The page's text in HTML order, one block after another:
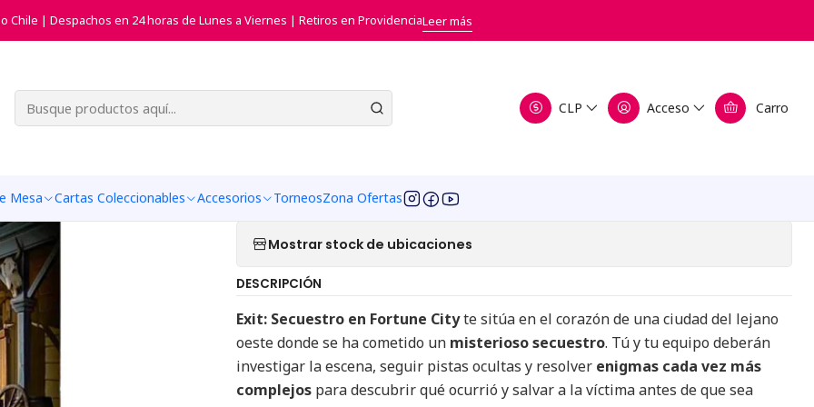
CLP Acceso Carro
Mesa Cartas Coleccionables Accesorios TorneosZona Ofertas
Chile | Despachos en 24 horas de Lunes a Viernes | Retiros en ProvidenciaLeer más
de Mesa Juegos de Estrategia Exit El Juego - Secuestro en Fortune City
Exit El Juego - Secuestro en Fortune
City
Agregar a la lista de favoritos
Mostrar stock de ubicaciones
DESCRIPCIÓN
Exit: Secuestro en Fortune Cityte sitúa en el corazón de una ciudad del lejano
oeste donde se ha cometido un misterioso secuestro. Tú y tu equipo deberán
investigar la escena, seguir pistas ocultas y resolver enigmas cada vez más
complejos para descubrir qué ocurrió y salvar a la víctima antes de que sea